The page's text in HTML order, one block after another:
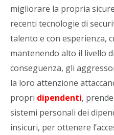
migliorare la propria
recenti tecnologie di
talento e con esperienza,
mantenendo alto il livello
conseguenza, gli
la loro attenzione
propri dipendenti,
sistemi personali dei
insicuri, per ottenere